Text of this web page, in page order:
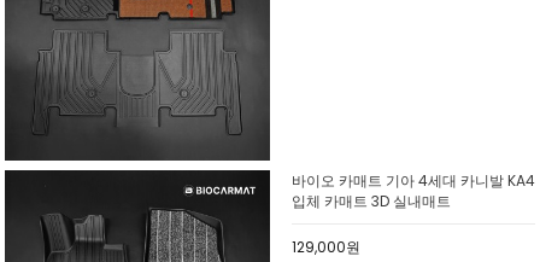
바이오 카매트 기아 4세대 카니발 KA4
입체 카매트 3D 실내매트
129,000원